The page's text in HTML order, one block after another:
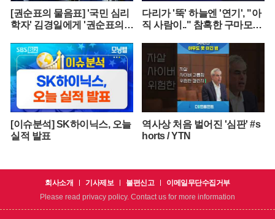
[권순표의 물음표] '국민 심리
학자' 김경일에게 '권순표의
다리가 '뚝' 하늘엔 '연기', "아
직 사람이.." 참혹한 구마모토
[이슈분석] SK하이닉스, 오늘
실적 발표
역사상 처음 벌어진 '심판' #s
horts / YTN
회사소개 기사제보 불편신고
이메일무단수집거부
Please read privacy policy. Contact us for more information